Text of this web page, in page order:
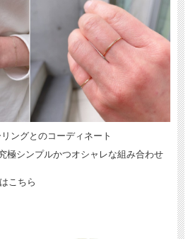
ングとのコーディネート
極シンプルかつオシャレな組み合わせ
こちら